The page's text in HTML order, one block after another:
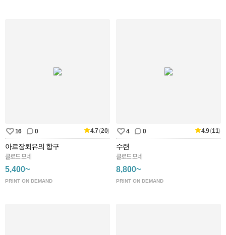
16 0 4.7(20)
아르장퇴유의 항구
클로드 모네
5,400~
PRINT ON DEMAND
4 0 4.9(11)
수련
클로드 모네
8,800~
PRINT ON DEMAND